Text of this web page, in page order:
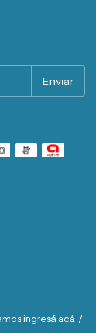
ingresá acá. /